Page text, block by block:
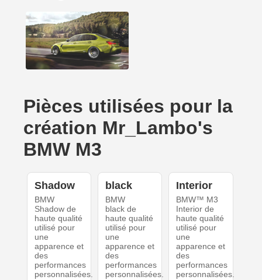
Pièces utilisées pour la
création Mr_Lambo's
BMW M3
Shadow
BMW
Shadow de
haute qualité
utilisé pour
une
apparence et
des
performances
personnalisées.
black
BMW
black de
haute qualité
utilisé pour
une
apparence et
des
performances
personnalisées.
Interior
BMW™ M3
Interior de
haute qualité
utilisé pour
une
apparence et
des
performances
personnalisées.